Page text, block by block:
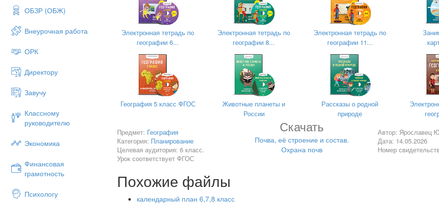
ОБЗР (ОБЖ)
Внеурочная работа
ОРК
Директору
Завучу
Классному
руководителю
Экономика
Финансовая
грамотность
Психологу
Будем вместе развивать у себя внимательность,
А поможет всё узнать наша любознательность.
- Сегодня мы с вами продолжим постигать различные тайны природы. Но сначала, мы должны
почему нужно беречь воду и как?
2. Проверка домашнего задания.
Дома вы рисовали знаки, помогающие беречь людям воду. Давайте посмотрим на эти знаки.
Выставка работ учащихся и объяснения заков.
Тестовая работа для учащихся. Кружочками выделите буквы правильных ответов.
1. Какое из веществ ты используешь в повседневной жизни больше всего?
2.Какая вода нужна людям?
м) прозрачная с) бесцветная
ф) от использования воды в быту
ч) от слива без фильтрации сточных вод заводов и фабрик, нечистот с ферм
Электронная тетрадь по
географии 6...
Электронная тетрадь по
географии 8...
Электронная тетрадь по
географии 11...
География 5 класс ФГОС
Животные планеты и
России
Рассказы о родной
природе
Предмет: География
Категория: Планирование
Целевая аудитория: 6 класс.
Урок соответствует ФГОС
Скачать
Почва, её строение и состав.
Охрана почв
Автор: Ярославец
Дата: 14.05.2026
Номер
Похожие файлы
календарный план 6,7,8 класс